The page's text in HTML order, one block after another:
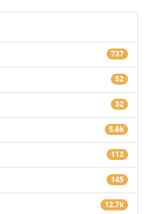
737
52
32
5.6k
112
145
12.7k